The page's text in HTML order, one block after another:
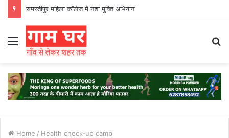
समस्तीपुर महिला कॉलेज में नशा मुक्ति अभियान’
Menu
Home / Health check-up camp